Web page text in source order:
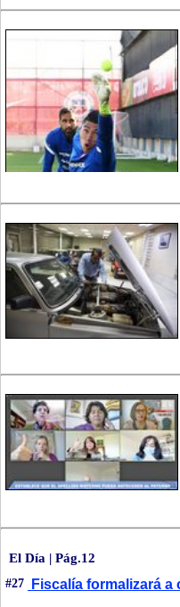
El Día | Pág.12
#27 Fiscalía formalizará a